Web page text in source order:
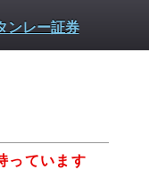
っています